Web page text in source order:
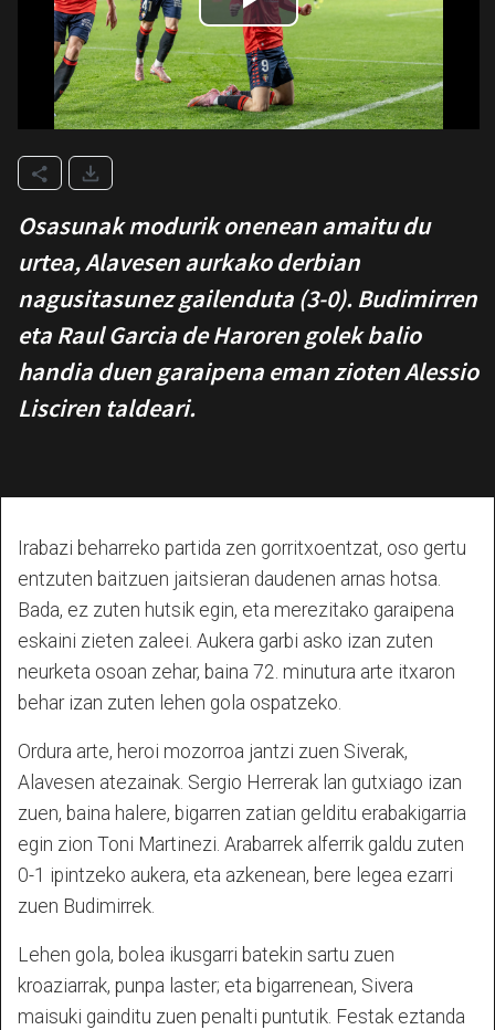
Osasunak modurik onenean amaitu du
urtea, Alavesen aurkako derbian
nagusitasunez gailenduta (3-0). Budimirren
eta Raul Garcia de Haroren golek balio
handia duen garaipena eman zioten Alessio
Lisciren taldeari.
Irabazi beharreko partida zen gorritxoentzat, oso gertu
entzuten baitzuen jaitsieran daudenen arnas hotsa.
Bada, ez zuten hutsik egin, eta merezitako garaipena
eskaini zieten zaleei. Aukera garbi asko izan zuten
neurketa osoan zehar, baina 72. minutura arte itxaron
behar izan zuten lehen gola ospatzeko.
Ordura arte, heroi mozorroa jantzi zuen Siverak,
Alavesen atezainak. Sergio Herrerak lan gutxiago izan
zuen, baina halere, bigarren zatian gelditu erabakigarria
egin zion Toni Martinezi. Arabarrek alferrik galdu zuten
0-1 ipintzeko aukera, eta azkenean, bere legea ezarri
zuen Budimirrek.
Lehen gola, bolea ikusgarri batekin sartu zuen
kroaziarrak, punpa laster; eta bigarrenean, Sivera
maisuki gainditu zuen penalti puntutik. Festak eztanda